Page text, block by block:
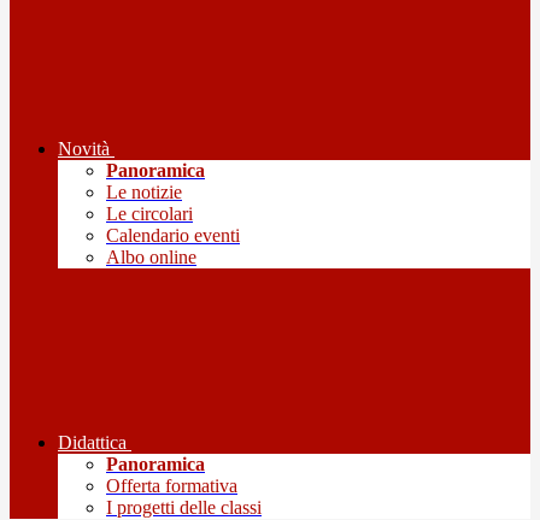
Novità
Panoramica
Le notizie
Le circolari
Calendario eventi
Albo online
Didattica
Panoramica
Offerta formativa
I progetti delle classi